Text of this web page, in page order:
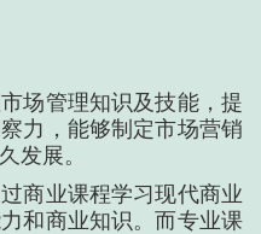
场管理知识及技能，提
力，能够制定市场营销
发展。
商业课程学习现代商业
和商业知识。而专业课